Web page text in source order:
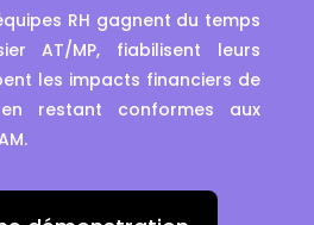
RH gagnent du temps
AT/MP, fiabilisent leurs
les impacts financiers de
restant conformes aux